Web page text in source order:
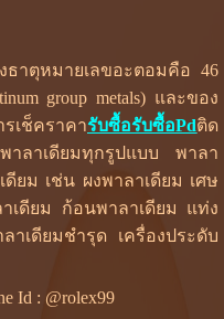
ธาตุหมายเลขอะตอมคือ 46
group metals) และของ
รเช็คราคารับซื้อรับซื้อPdติด
าลาเดียมทุกรูปแบบ พาลา
ยม เช่น ผงพาลาเดียม เศษ
เดียม ก้อนพาลาเดียม แท่ง
าเดียมชำรุด เครื่องประดับ
Id : @rolex99